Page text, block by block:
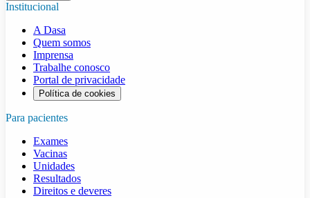
Institucional
A Dasa
Quem somos
Imprensa
Trabalhe conosco
Portal de privacidade
Política de cookies
Para pacientes
Exames
Vacinas
Unidades
Resultados
Direitos e deveres